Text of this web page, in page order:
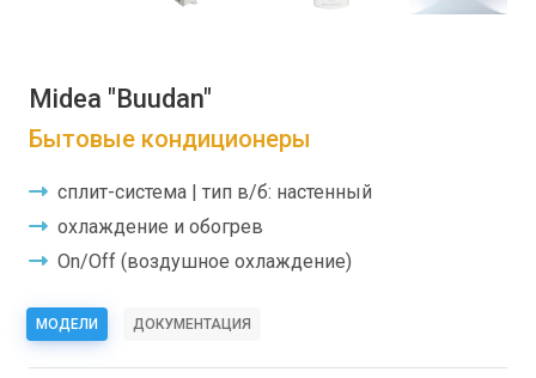
Midea "Buudan"
Бытовые кондиционеры
сплит-система | тип в/б: настенный
охлаждение и обогрев
On/Off (воздушное охлаждение)
МОДЕЛИ ДОКУМЕНТАЦИЯ